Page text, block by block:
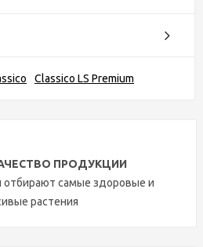
Classico LS Premium
ПРОДУКЦИИ
отбирают самые здоровые и
растения